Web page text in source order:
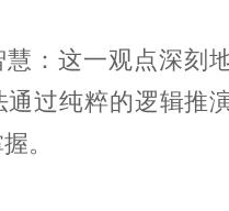
：这一观点深刻
过纯粹的逻辑推
。